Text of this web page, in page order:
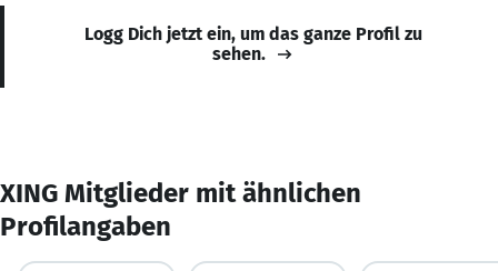
Logg Dich jetzt ein, um das ganze Profil zu
sehen.
XING Mitglieder mit ähnlichen
Profilangaben